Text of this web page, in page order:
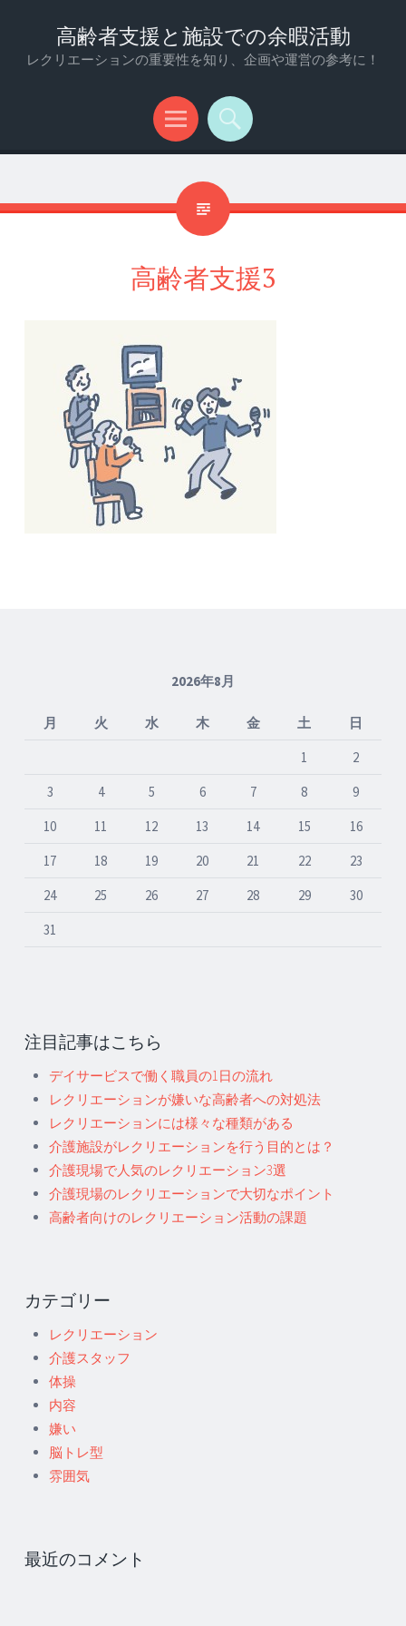
高齢者支援と施設での余暇活動
レクリエーションの重要性を知り、企画や運営の参考に！
メ
ュ
検
高齢者支援3
2026年8月
月 火 水 木 金 土
日
1
2
3
4 5 6 7 8
9
10
11 12 13 14 15
16
17
18 19 20 21 22
23
24
25 26 27 28 29
30
31
注目記事はこちら
デイサービスで働く職員の1日の流れ
レクリエーションが嫌いな高齢者への対処法
レクリエーションには様々な種類がある
介護施設がレクリエーションを行う目的とは？
介護現場で人気のレクリエーション3選
介護現場のレクリエーションで大切なポイント
高齢者向けのレクリエーション活動の課題
カテゴリー
レクリエーション
介護スタッフ
体操
内容
嫌い
脳トレ型
雰囲気
最近のコメント